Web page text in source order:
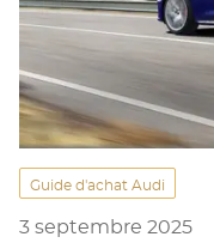
Guide d'achat Audi
3 septembre 2025